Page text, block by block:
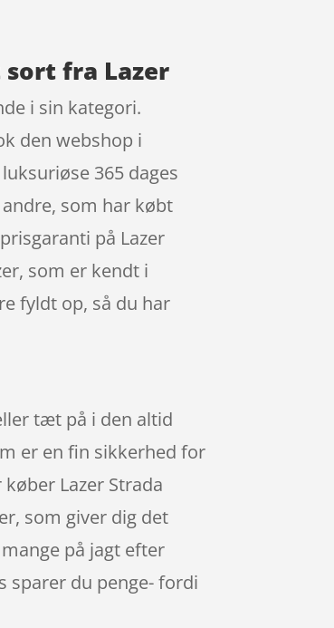
sort fra Lazer
i sin kategori.
den webshop i
365 dages
som har købt
på Lazer
som er kendt i
fyldt op, så du har
tæt på i den altid
er en fin sikkerhed for
Lazer Strada
som giver dig det
på jagt efter
sparer du penge- fordi